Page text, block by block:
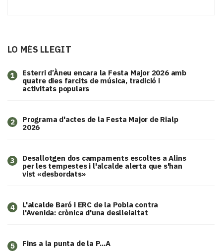
LO MÉS LLEGIT
1
Esterri d’Àneu encara la Festa Major 2026 amb
quatre dies farcits de música, tradició i
activitats populars
2
Programa d'actes de la Festa Major de Rialp
2026
3
​Desallotgen dos campaments escoltes a Alins
per les tempestes i l'alcalde alerta que s'han
vist «desbordats»
4
L'alcalde Baró i ERC de la Pobla contra
l'Avenida: crònica d'una deslleialtat
5 Fins a la punta de la P...A